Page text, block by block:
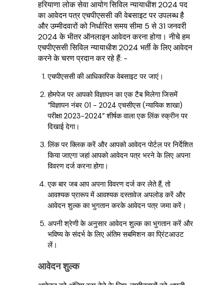
हरियाणा लोक सेवा आयोग सिविल न्यायाधीश 2024 पद
का आवेदन पत्र एचपीएससी की वेबसाइट पर उपलब्ध है
और उम्मीदवारों को निर्धारित समय सीमा 5 से 31 जनवरी
2024 के भीतर ऑनलाइन आवेदन करना होगा। नीचे हम
एचपीएससी सिविल न्यायाधीश 2024 भर्ती के लिए आवेदन
करने के चरण प्रदान कर रहे हैं: -
एचपीएससी की आधिकारिक वेबसाइट पर जाएं।
होमपेज पर आपको विज्ञापन का एक टैब मिलेगा जिसमें
“विज्ञापन नंबर 01 - 2024 एचसीएस (न्यायिक शाखा)
परीक्षा 2023-2024” शीर्षक वाला एक लिंक स्क्रीन पर
दिखाई देगा।
लिंक पर क्लिक करें और आपको आवेदन पोर्टल पर निर्देशित
किया जाएगा जहां आपको आवेदन पत्र भरने के लिए अपना
विवरण दर्ज करना होगा।
एक बार जब आप अपना विवरण दर्ज कर लेते हैं, तो
आवश्यक प्रारूप में आवश्यक दस्तावेज अपलोड करें और
आवेदन शुल्क का भुगतान करके आवेदन पत्र जमा करें।
अपनी श्रेणी के अनुसार आवेदन शुल्क का भुगतान करें और
भविष्य के संदर्भ के लिए अंतिम सबमिशन का प्रिंटआउट
लें।
आवेदन शुल्क